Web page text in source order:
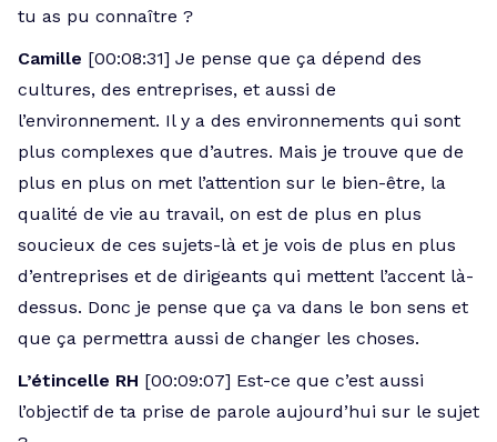
tu as pu connaître ?
Camille [00:08:31] Je pense que ça dépend des
cultures, des entreprises, et aussi de
l’environnement. Il y a des environnements qui sont
plus complexes que d’autres. Mais je trouve que de
plus en plus on met l’attention sur le bien-être, la
qualité de vie au travail, on est de plus en plus
soucieux de ces sujets-là et je vois de plus en plus
d’entreprises et de dirigeants qui mettent l’accent là-
dessus. Donc je pense que ça va dans le bon sens et
que ça permettra aussi de changer les choses.
L’étincelle RH [00:09:07] Est-ce que c’est aussi
l’objectif de ta prise de parole aujourd’hui sur le sujet